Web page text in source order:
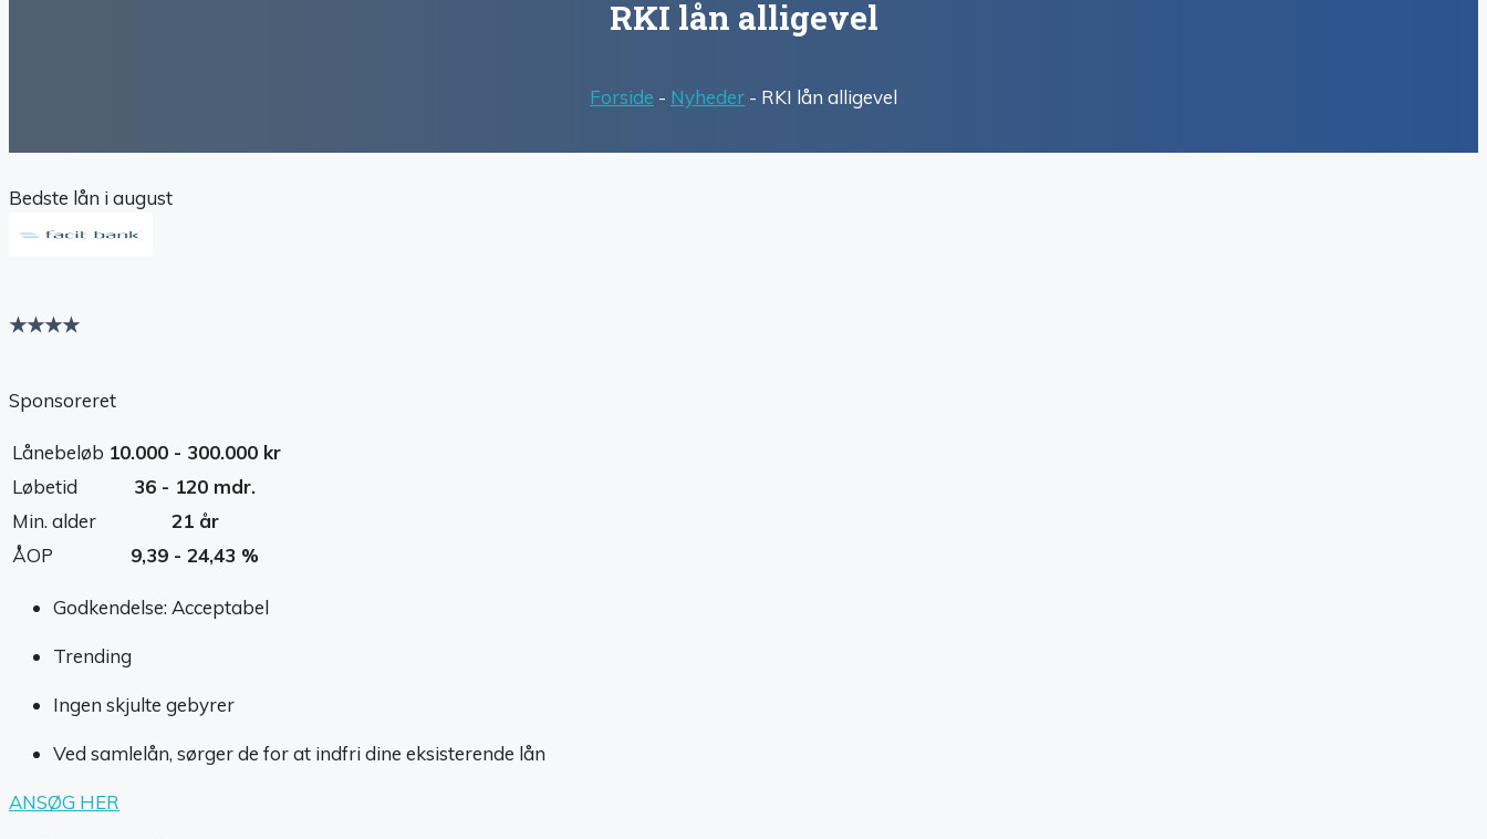
RKI lån alligevel
Forside - Nyheder - RKI lån alligevel
Bedste lån i august
★★★★
Sponsoreret
Lånebeløb 10.000 - 300.000 kr
Løbetid
36 - 120 mdr.
Min. alder
21 år
ÅOP
9,39 - 24,43 %
Godkendelse: Acceptabel
Trending
Ingen skjulte gebyrer
Ved samlelån, sørger de for at indfri dine eksisterende lån
ANSØG HER